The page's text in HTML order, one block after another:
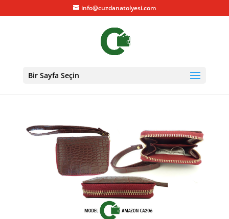
info@cuzdanatolyesi.com
Bir Sayfa Seçin